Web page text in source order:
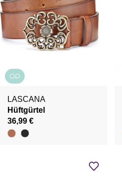
LASCANA
Hüftgürtel
36,99 €